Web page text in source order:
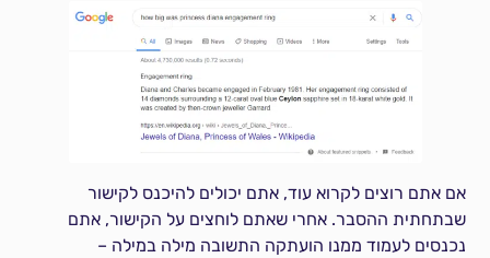
אם אתם רוצים לקרוא עוד, אתם יכולים להיכנס לקישור
שבתחתית ההסבר. אחרי שאתם לוחצים על הקישור, אתם
נכנסים לעמוד ממנו הועתקה התשובה מילה במילה –